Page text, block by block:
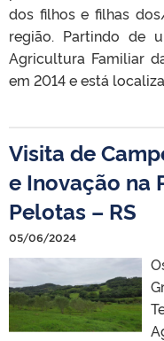
dos filhos e filhas
região. Partindo de
Agricultura Familiar
em 2014 e está
Visita de
e Inovação na
Pelotas – RS
05/06/2024